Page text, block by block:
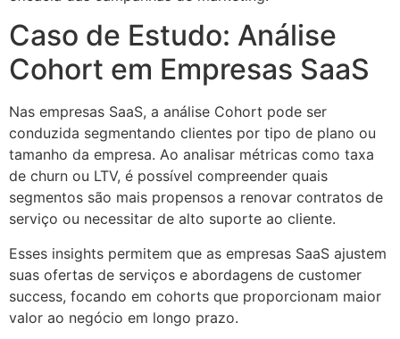
Caso de Estudo: Análise
Cohort em Empresas SaaS
Nas empresas SaaS, a análise Cohort pode ser
conduzida segmentando clientes por tipo de plano ou
tamanho da empresa. Ao analisar métricas como taxa
de churn ou LTV, é possível compreender quais
segmentos são mais propensos a renovar contratos de
serviço ou necessitar de alto suporte ao cliente.
Esses insights permitem que as empresas SaaS ajustem
suas ofertas de serviços e abordagens de customer
success, focando em cohorts que proporcionam maior
valor ao negócio em longo prazo.